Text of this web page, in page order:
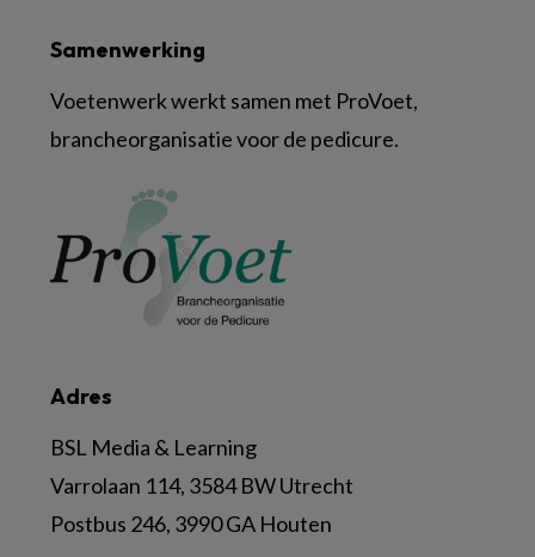
Adres
BSL Media & Learning
Varrolaan 114, 3584 BW Utrecht
Postbus 246, 3990 GA Houten
Samenwerking
Voetenwerk werkt samen met ProVoet,
brancheorganisatie voor de pedicure.